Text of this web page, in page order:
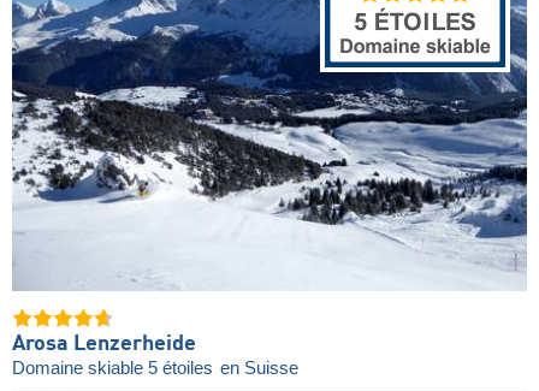
Arosa Lenzerheide
Domaine skiable 5 étoiles en Suisse